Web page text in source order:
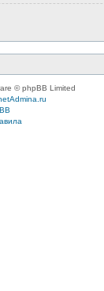
© phpBB Limited